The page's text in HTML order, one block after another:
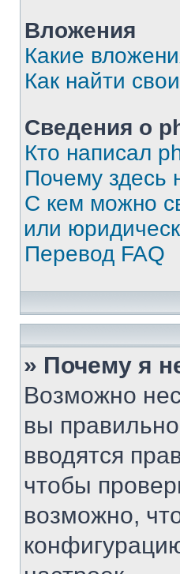
Вложения
Какие
Как найти
Сведения о
Кто написал
Почему здесь
С кем можно
или
Перевод FAQ
» Почему я
Возможно
вы
вводятся
чтобы
возможно,